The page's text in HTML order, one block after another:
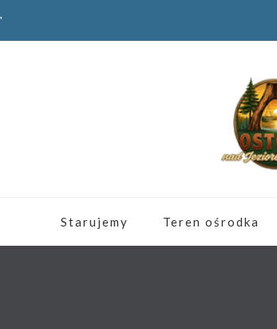
Starujemy Teren ośrodka